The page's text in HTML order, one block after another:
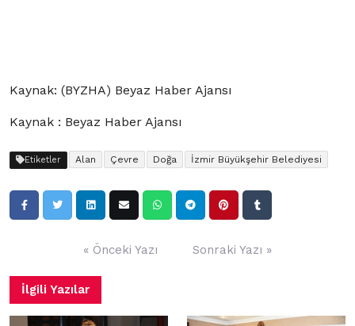
Kaynak: (BYZHA) Beyaz Haber Ajansı
Kaynak : Beyaz Haber Ajansı
Etiketler Alan Çevre Doğa İzmir Büyükşehir Belediyesi
« Önceki Yazı Sonraki Yazı »
İlgili Yazılar